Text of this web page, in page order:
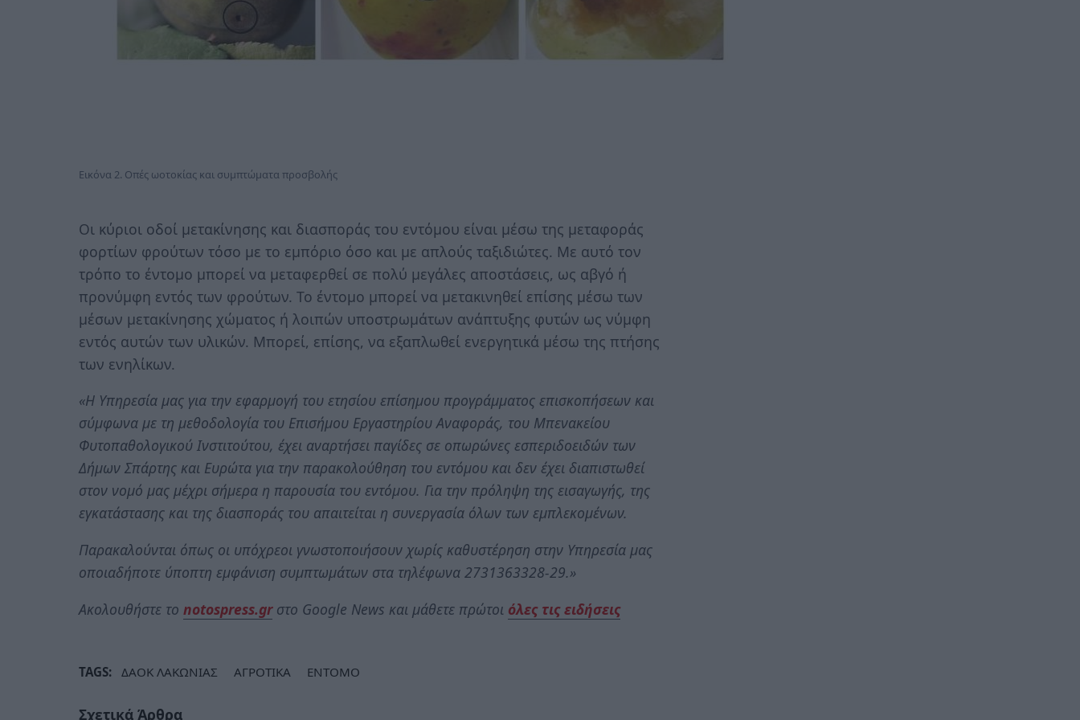
Εικόνα 2. Οπές ωοτοκίας και συμπτώματα προσβολής
Οι κύριοι οδοί μετακίνησης και διασποράς του εντόμου είναι μέσω της μεταφοράς
φορτίων φρούτων τόσο με το εμπόριο όσο και με απλούς ταξιδιώτες. Με αυτό τον
τρόπο το έντομο μπορεί να μεταφερθεί σε πολύ μεγάλες αποστάσεις, ως αβγό ή
προνύμφη εντός των φρούτων. Το έντομο μπορεί να μετακινηθεί επίσης μέσω των
μέσων μετακίνησης χώματος ή λοιπών υποστρωμάτων ανάπτυξης φυτών ως νύμφη
εντός αυτών των υλικών. Μπορεί, επίσης, να εξαπλωθεί ενεργητικά μέσω της πτήσης
των ενηλίκων.
«Η Υπηρεσία μας για την εφαρμογή του ετησίου επίσημου προγράμματος επισκοπήσεων και
σύμφωνα με τη μεθοδολογία του Επισήμου Εργαστηρίου Αναφοράς, του Μπενακείου
Φυτοπαθολογικού Ινστιτούτου, έχει αναρτήσει παγίδες σε οπωρώνες εσπεριδοειδών των
Δήμων Σπάρτης και Ευρώτα για την παρακολούθηση του εντόμου και δεν έχει διαπιστωθεί
στον νομό μας μέχρι σήμερα η παρουσία του εντόμου. Για την πρόληψη της εισαγωγής, της
εγκατάστασης και της διασποράς του απαιτείται η συνεργασία όλων των εμπλεκομένων.
Παρακαλούνται όπως οι υπόχρεοι γνωστοποιήσουν χωρίς καθυστέρηση στην Υπηρεσία μας
οποιαδήποτε ύποπτη εμφάνιση συμπτωμάτων στα τηλέφωνα 2731363328-29.»
Ακολουθήστε το notospress.grστο Google News και μάθετε πρώτοι όλες τις ειδήσεις
TAGS: ΔΑΟΚ ΛΑΚΩΝΙΑΣ ΑΓΡΟΤΙΚΑ ΕΝΤΟΜΟ
Σχετικά Άρθρα